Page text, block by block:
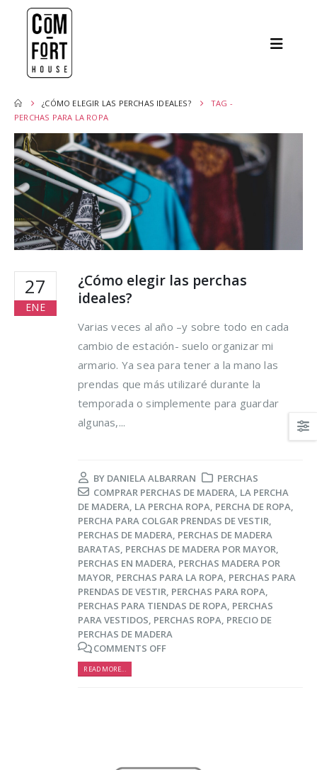
¿CÓMO ELEGIR LAS PERCHAS IDEALES?
TAG -
PERCHAS PARA LA ROPA
27
ENE
¿Cómo elegir las perchas
ideales?
Varias veces al año –y sobre todo en cada
cambio de estación- suelo organizar mi
armario. Ya sea para tener a la mano las
prendas que más utilizaré durante la
temporada o simplemente para guardar
algunas,...
BY DANIELA ALBARRAN
PERCHAS
COMPRAR PERCHAS DE MADERA, LA PERCHA
DE MADERA, LA PERCHA ROPA, PERCHA DE ROPA,
PERCHA PARA COLGAR PRENDAS DE VESTIR,
PERCHAS DE MADERA, PERCHAS DE MADERA
BARATAS, PERCHAS DE MADERA POR MAYOR,
PERCHAS EN MADERA, PERCHAS MADERA POR
MAYOR, PERCHAS PARA LA ROPA, PERCHAS PARA
PRENDAS DE VESTIR, PERCHAS PARA ROPA,
PERCHAS PARA TIENDAS DE ROPA, PERCHAS
PARA VESTIDOS, PERCHAS ROPA, PRECIO DE
PERCHAS DE MADERA
COMMENTS OFF
READ MORE...
delicadas
5 razones de peso por
las que merece la
pena reciclar
al mismo tiempo
16 agosto, 2021
Claves para el
de los pies en
16 agosto, 2021
Ser más ecológica,
cosas que puedes